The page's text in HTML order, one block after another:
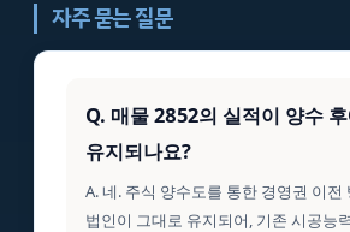
자주 묻는 질문
Q. 매물 2852의 실적이 양수
유지되나요?
A. 네. 주식 양수도를 통한 경영권 이전
법인이 그대로 유지되어, 기존 시공능